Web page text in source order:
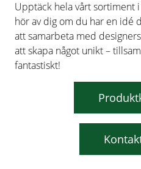
Upptäck hela vårt sortiment
hör av dig om du har en idé
att samarbeta med
att skapa något unikt –
fantastiskt!